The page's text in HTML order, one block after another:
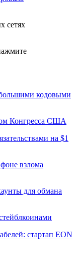
сетях
кодовыми
Конгресса США
на $1
взлома
для обмана
стартап EON